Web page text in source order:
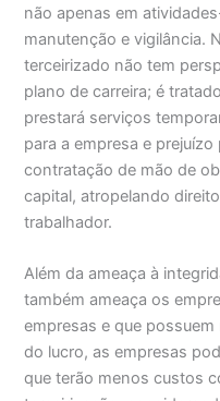
não apenas em
manutenção e vigilância.
terceirizado não tem
plano de carreira; é
prestará serviços
para a empresa e
contratação de mão de
capital, atropelando
trabalhador.
Além da ameaça à
também ameaça os
empresas e que
do lucro, as empresas
que terão menos custos